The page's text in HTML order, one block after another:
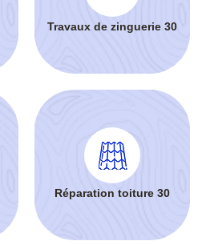
Travaux de zinguerie 30
Réparation toiture 30